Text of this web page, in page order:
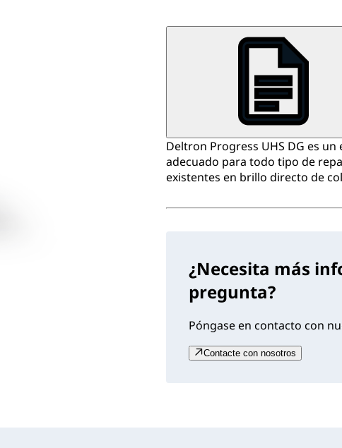
Deltron Progress UHS DG es
adecuado para todo tipo de
existentes en brillo directo de
¿Necesita más
pregunta?
Póngase en contacto con
Contacte con nosotros